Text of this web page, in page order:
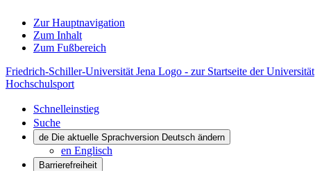
Zur Hauptnavigation
Zum Inhalt
Zum Fußbereich
Friedrich-Schiller-Universität Jena Logo - zur Startseite der Universität
Hochschulsport
Schnelleinstieg
Suche
de Die aktuelle Sprachversion Deutsch ändern
en Englisch
Barrierefreiheit